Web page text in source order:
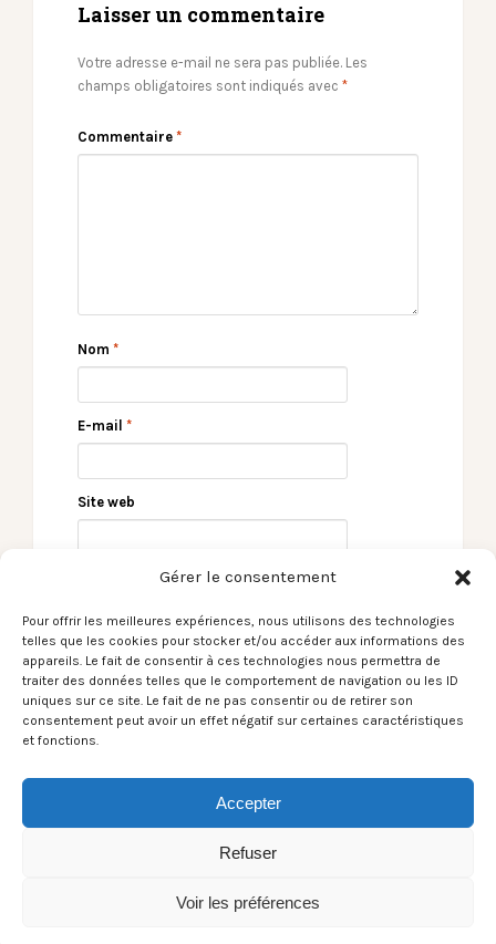
Gérer le consentement
Pour offrir les meilleures expériences, nous utilisons des technologies
telles que les cookies pour stocker et/ou accéder aux informations des
appareils. Le fait de consentir à ces technologies nous permettra de
traiter des données telles que le comportement de navigation ou les ID
uniques sur ce site. Le fait de ne pas consentir ou de retirer son
consentement peut avoir un effet négatif sur certaines caractéristiques
et fonctions.
Accepter
Refuser
Voir les préférences
Laisser un commentaire
Votre adresse e-mail ne sera pas publiée. Les
champs obligatoires sont indiqués avec *
Commentaire *
Nom *
E-mail *
Site web
Le Son du moment –
Of You (feat. Fabian
← Le Son du moment –
Monsieur Dako / Fake